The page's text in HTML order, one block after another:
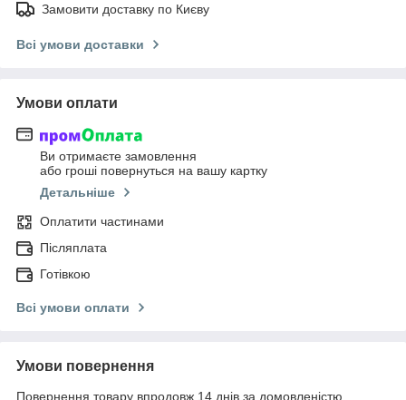
Замовити доставку по Києву
Всі умови доставки
Умови оплати
Ви отримаєте замовлення
або гроші повернуться на вашу картку
Детальніше
Оплатити частинами
Післяплата
Готівкою
Всі умови оплати
Умови повернення
Повернення товару впродовж 14 днів за домовленістю